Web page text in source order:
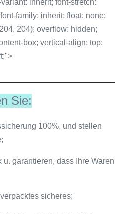
inherit; font-stretch:
family: inherit; float: none;
204); overflow: hidden;
box; vertical-align: top;
Sie:
100%, und stellen
garantieren, dass Ihre Waren
sicheres;